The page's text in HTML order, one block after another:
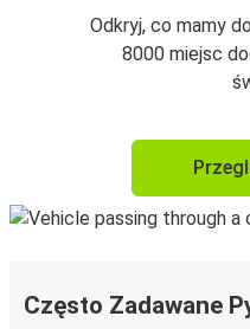
Odkryj, co mamy
8000 miejsc
Często Zadawane